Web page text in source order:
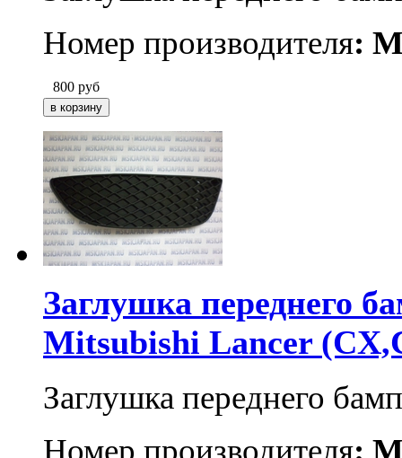
Номер производителя:
800 руб
Заглушка переднего
Mitsubishi Lancer
Заглушка переднего